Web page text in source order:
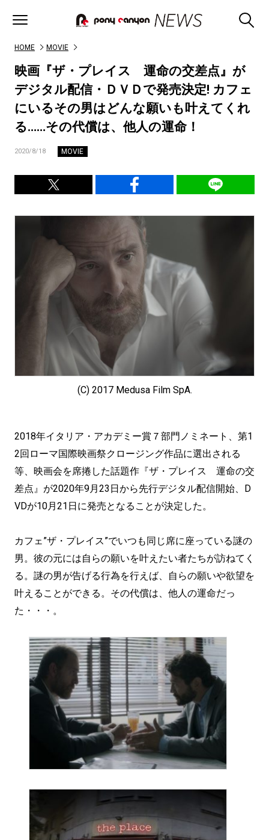
HOME MOVIE
映画『ザ・プレイス 運命の交差点』が
デジタル配信・ＤＶＤで発売決定! カフェ
にいるその男はどんな願いも叶えてくれ
る……その代償は、他人の運命！
2020/8/18 MOVIE
(C) 2017 Medusa Film SpA.
2018年イタリア・アカデミー賞７部門ノミネート、第1
2回ローマ国際映画祭クロージング作品に選出される
等、映画会を席捲した話題作『ザ・プレイス 運命の交
差点』が2020年9月23日から先行デジタル配信開始、D
VDが10月21日に発売となることが決定した。
カフェ”ザ・プレイス”でいつも同じ席に座っている謎の
男。彼の元には自らの願いを叶えたい者たちが訪ねてく
る。謎の男が告げる行為を行えば、自らの願いや欲望を
叶えることができる。その代償は、他人の運命だっ
た・・・。